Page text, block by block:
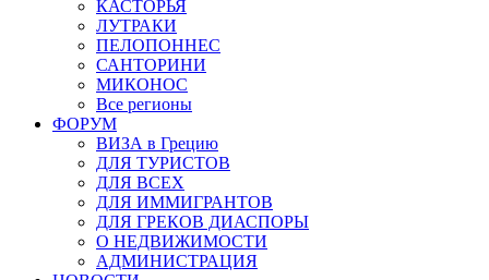
КАСТОРЬЯ
ЛУТРАКИ
ПЕЛОПОННЕС
САНТОРИНИ
МИКОНОС
Все регионы
ФОРУМ
ВИЗА в Грецию
ДЛЯ ТУРИСТОВ
ДЛЯ ВСЕХ
ДЛЯ ИММИГРАНТОВ
ДЛЯ ГРЕКОВ ДИАСПОРЫ
О НЕДВИЖИМОСТИ
АДМИНИСТРАЦИЯ